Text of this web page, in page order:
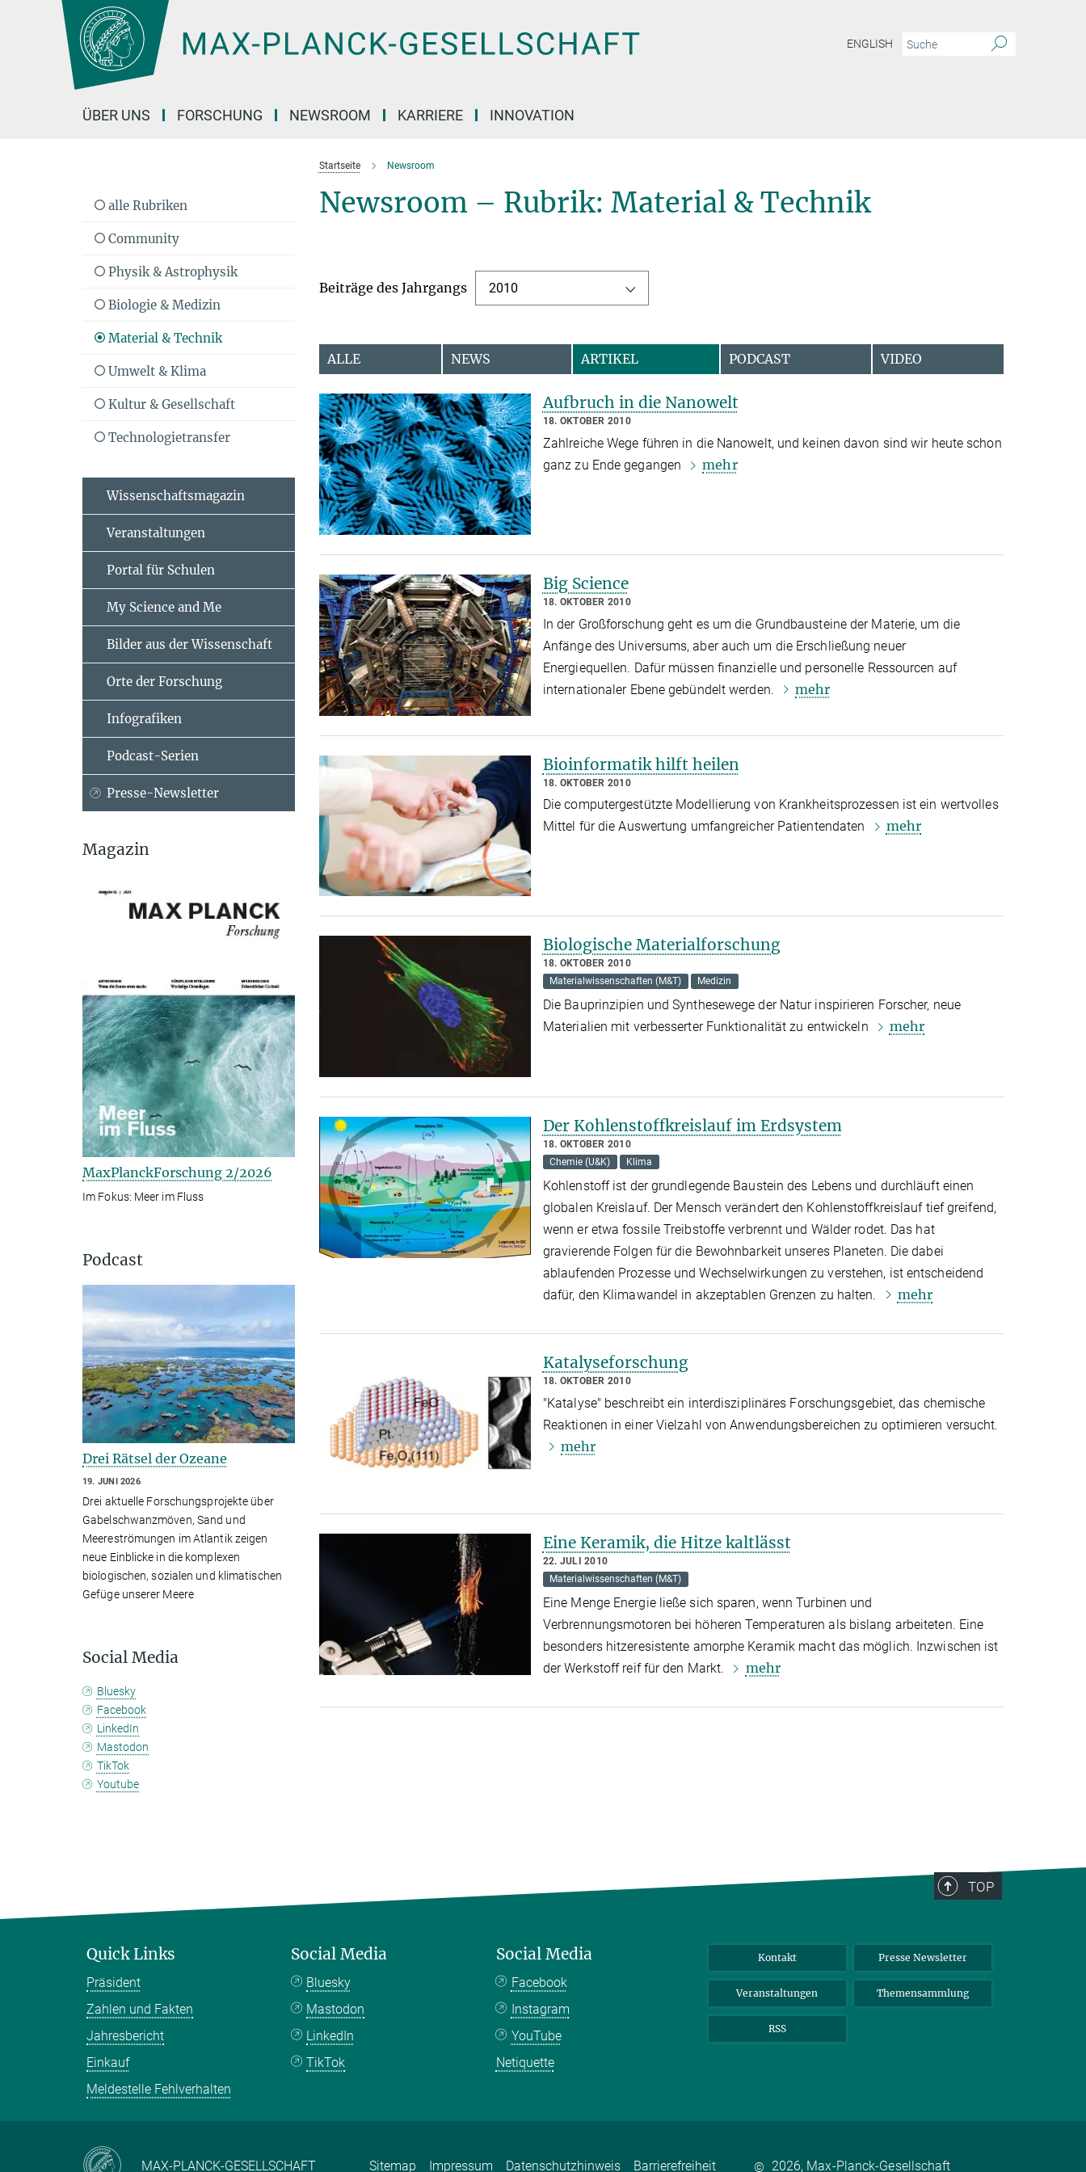
Hauptinhalt
ENGLISH
ÜBER UNS FORSCHUNG NEWSROOM KARRIERE INNOVATION
Startseite Newsroom
Newsroom – Rubrik: Material & Technik
Beiträge des Jahrgangs 2010
ALLE NEWS ARTIKEL PODCAST VIDEO
Aufbruch in die Nanowelt
18. OKTOBER 2010
Zahlreiche Wege führen in die Nanowelt, und keinen davon sind wir heute schon
ganz zu Ende gegangen
mehr
Big Science
18. OKTOBER 2010
In der Großforschung geht es um die Grundbausteine der Materie, um die
Anfänge des Universums, aber auch um die Erschließung neuer
Energiequellen. Dafür müssen finanzielle und personelle Ressourcen auf
internationaler Ebene gebündelt werden.
mehr
Bioinformatik hilft heilen
18. OKTOBER 2010
Die computergestützte Modellierung von Krankheitsprozessen ist ein wertvolles
Mittel für die Auswertung umfangreicher Patientendaten
mehr
Biologische Materialforschung
18. OKTOBER 2010
Materialwissenschaften (M&T)
Medizin
Die Bauprinzipien und Synthesewege der Natur inspirieren Forscher, neue
Materialien mit verbesserter Funktionalität zu entwickeln
mehr
Der Kohlenstoffkreislauf im Erdsystem
18. OKTOBER 2010
Chemie (U&K)
Klima
Kohlenstoff ist der grundlegende Baustein des Lebens und durchläuft einen
globalen Kreislauf. Der Mensch verändert den Kohlenstoffkreislauf tief greifend,
wenn er etwa fossile Treibstoffe verbrennt und Wälder rodet. Das hat
gravierende Folgen für die Bewohnbarkeit unseres Planeten. Die dabei
ablaufenden Prozesse und Wechselwirkungen zu verstehen, ist entscheidend
dafür, den Klimawandel in akzeptablen Grenzen zu halten.
mehr
Katalyseforschung
18. OKTOBER 2010
"Katalyse" beschreibt ein interdisziplinäres Forschungsgebiet, das chemische
Reaktionen in einer Vielzahl von Anwendungsbereichen zu optimieren versucht.
mehr
Eine Keramik, die Hitze kaltlässt
22. JULI 2010
Materialwissenschaften (M&T)
Eine Menge Energie ließe sich sparen, wenn Turbinen und
Verbrennungsmotoren bei höheren Temperaturen als bislang arbeiteten. Eine
besonders hitzeresistente amorphe Keramik macht das möglich. Inzwischen ist
der Werkstoff reif für den Markt.
mehr
alle Rubriken
Community
Physik & Astrophysik
Biologie & Medizin
Material & Technik
Umwelt & Klima
Kultur & Gesellschaft
Technologietransfer
Wissenschaftsmagazin
Veranstaltungen
Portal für Schulen
My Science and Me
Bilder aus der Wissenschaft
Orte der Forschung
Infografiken
Podcast-Serien
Presse-Newsletter
Magazin
MaxPlanckForschung 2/2026
Im Fokus: Meer im Fluss
Podcast
Drei Rätsel der Ozeane
19. JUNI 2026
Drei aktuelle Forschungsprojekte über
Gabelschwanzmöven, Sand und
Meereströmungen im Atlantik zeigen
neue Einblicke in die komplexen
biologischen, sozialen und klimatischen
Gefüge unserer Meere
Social Media
Bluesky
Facebook
LinkedIn
Mastodon
TikTok
Youtube
TOP
Quick Links
Präsident
Zahlen und Fakten
Jahresbericht
Einkauf
Meldestelle Fehlverhalten
Social Media
Bluesky
Mastodon
LinkedIn
TikTok
Social Media
Facebook
Instagram
YouTube
Netiquette
Kontakt Presse Newsletter
Veranstaltungen Themensammlung
RSS
MAX-PLANCK-GESELLSCHAFT Sitemap Impressum Datenschutzhinweis Barrierefreiheit © 2026, Max-Planck-Gesellschaft